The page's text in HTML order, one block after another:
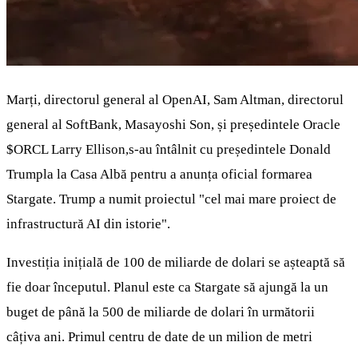
Marți, directorul general al OpenAI, Sam Altman, directorul
general al SoftBank, Masayoshi Son, și președintele Oracle
$ORCLLarry Ellison,s-au întâlnit cu președintele Donald
Trumpla la Casa Albă pentru a anunța oficial formarea
Stargate. Trump a numit proiectul "cel mai mare proiect de
infrastructură AI din istorie".
Investiția inițială de 100 de miliarde de dolari se așteaptă să
fie doar începutul. Planul este ca Stargate să ajungă la un
buget de până la 500 de miliarde de dolari în următorii
câțiva ani. Primul centru de date de un milion de metri